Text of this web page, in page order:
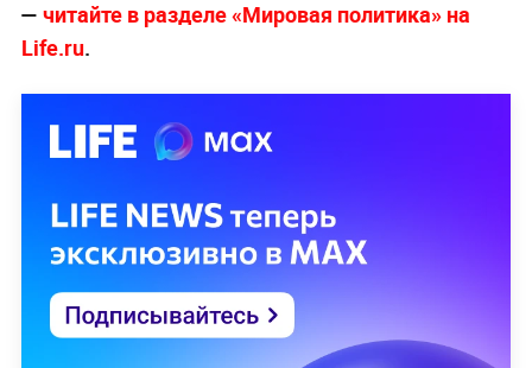
— читайте в разделе «Мировая политика» на
Life.ru.